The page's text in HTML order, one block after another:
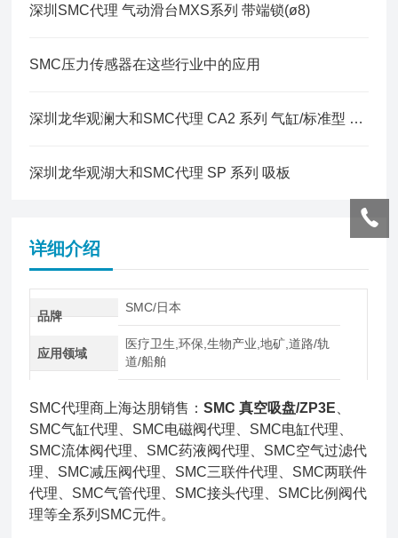
深圳SMC代理 气动滑台MXS系列 带端锁(ø8)
SMC压力传感器在这些行业中的应用
深圳龙华观澜大和SMC代理 CA2 系列 气缸/标准型 单杆双作用
深圳龙华观湖大和SMC代理 SP 系列 吸板
详细介绍
品牌
SMC/日本
应用领域
医疗卫生,环保,生物产业,地矿,道路/轨
道/船舶
SMC代理商上海达朋销售：SMC 真空吸盘/ZP3E
SMC气缸代理、SMC电磁阀代理、SMC电缸代理、
SMC流体阀代理、SMC药液阀代理、SMC空气过滤代
理、SMC减压阀代理、SMC三联件代理、SMC两联件
代理、SMC气管代理、SMC接头代理、SMC比例阀代
理等全系列SMC元件。